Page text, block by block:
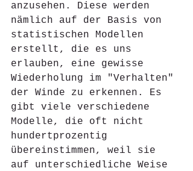
anzusehen. Diese werden
nämlich auf der Basis von
statistischen Modellen
erstellt, die es uns
erlauben, eine gewisse
Wiederholung im "Verhalten"
der Winde zu erkennen. Es
gibt viele verschiedene
Modelle, die oft nicht
hundertprozentig
übereinstimmen, weil sie
auf unterschiedliche Weise